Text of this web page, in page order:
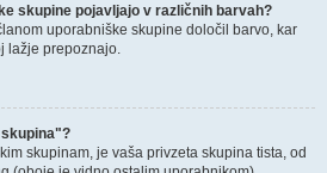
skupine pojavljajo v različnih barvah?
uporabniške skupine določil barvo, kar
lažje prepoznajo.
skupinam, je vaša privzeta skupina tista, od